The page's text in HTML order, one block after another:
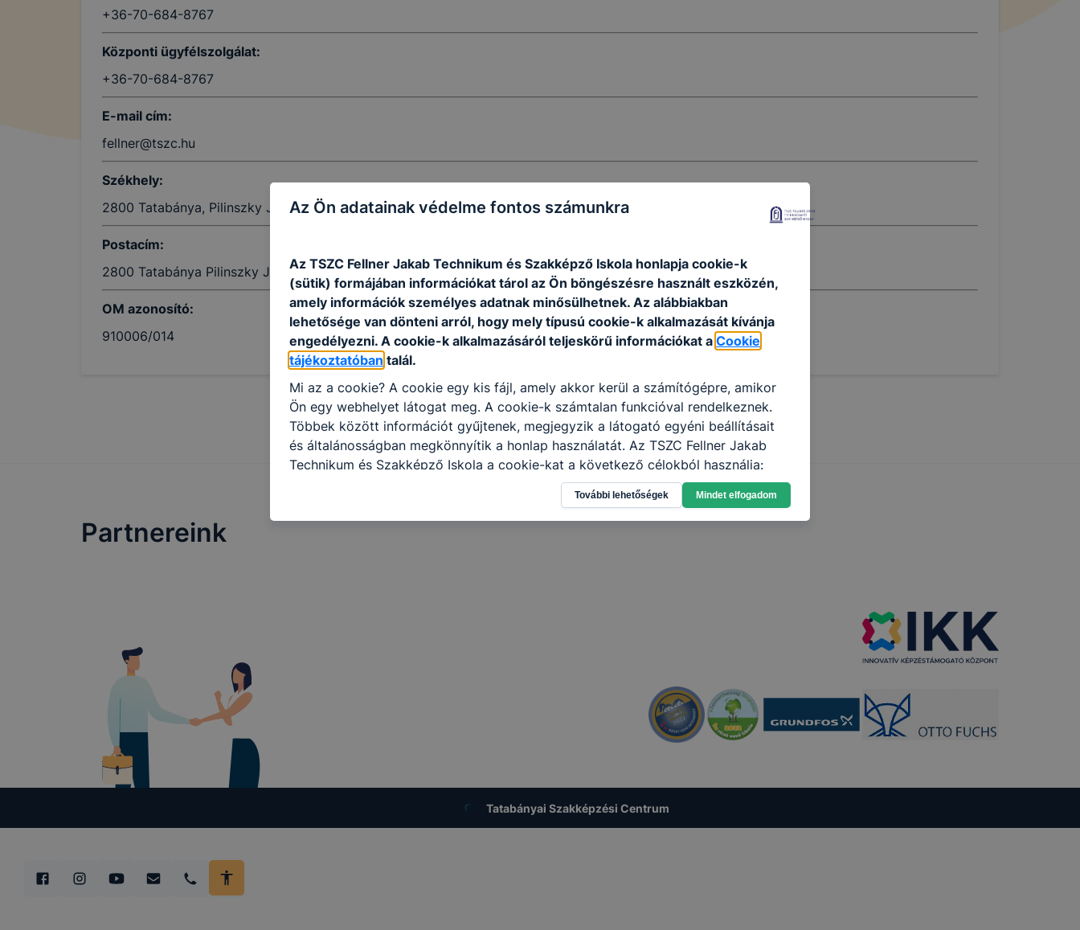
+36-70-684-8767
Központi ügyfélszolgálat:
+36-70-684-8767
E-mail cím:
fellner@tszc.hu
Székhely:
2800 Tatabánya, Pilinszky János u. 3
Postacím:
2800 Tatabánya Pilinszky János u. 3
OM azonosító:
910006/014
Partnereink
Tatabányai Szakképzési Centrum
Az Ön adatainak védelme fontos számunkra
Az TSZC Fellner Jakab Technikum és Szakképző Iskola honlapja cookie-k
(sütik) formájában információkat tárol az Ön böngészésre használt eszközén,
amely információk személyes adatnak minősülhetnek. Az alábbiakban
lehetősége van dönteni arról, hogy mely típusú cookie-k alkalmazását kívánja
engedélyezni. A cookie-k alkalmazásáról teljeskörű információkat a Cookie
tájékoztatóban talál.
Mi az a cookie? A cookie egy kis fájl, amely akkor kerül a számítógépre, amikor
Ön egy webhelyet látogat meg. A cookie-k számtalan funkcióval rendelkeznek.
Többek között információt gyűjtenek, megjegyzik a látogató egyéni beállításait
és általánosságban megkönnyítik a honlap használatát. Az TSZC Fellner Jakab
Technikum és Szakképző Iskola a cookie-kat a következő célokból használja:
információ gyűjtése azzal kapcsolatban, hogyan használja Ön a honlapot -annak
felmérésével, hogy a honlap melyik részeit látogatja, vagy használja leginkább,
így megtudhatjuk, hogyan biztosítsunk Önnek még jobb felhasználói élményt, ha
#TatabányaiSZC #TSZC #szakma #technikum #szakképzőiskola #szakképzés #továbbtanulás #pályaorientáció
További lehetőségek Mindet elfogadom